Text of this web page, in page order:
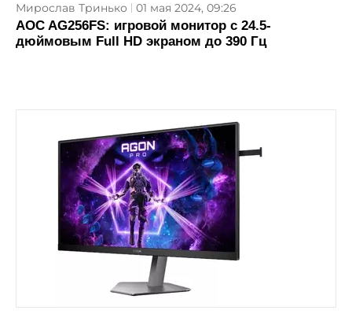
Мирослав Тринько 01 мая 2024, 09:26
AOC AG256FS: игровой монитор с 24.5-
дюймовым Full HD экраном до 390 Гц